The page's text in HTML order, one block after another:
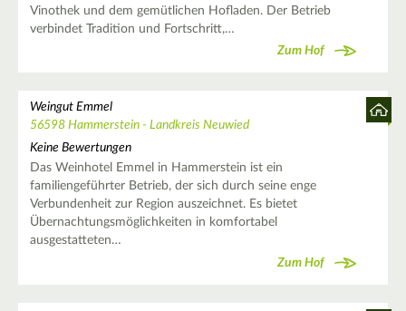
Vinothek und dem gemütlichen Hofladen. Der Betrieb
verbindet Tradition und Fortschritt,…
Zum Hof
Weingut Emmel
56598 Hammerstein - Landkreis Neuwied
Keine Bewertungen
Das Weinhotel Emmel in Hammerstein ist ein
familiengeführter Betrieb, der sich durch seine enge
Verbundenheit zur Region auszeichnet. Es bietet
Übernachtungsmöglichkeiten in komfortabel
ausgestatteten…
Zum Hof